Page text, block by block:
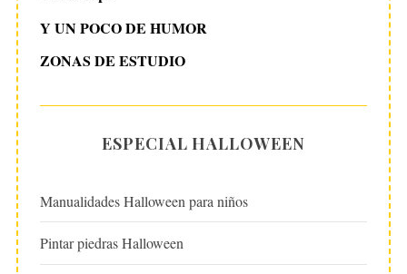
Y UN POCO DE HUMOR
ZONAS DE ESTUDIO
ESPECIAL HALLOWEEN
Manualidades Halloween para niños
Pintar piedras Halloween